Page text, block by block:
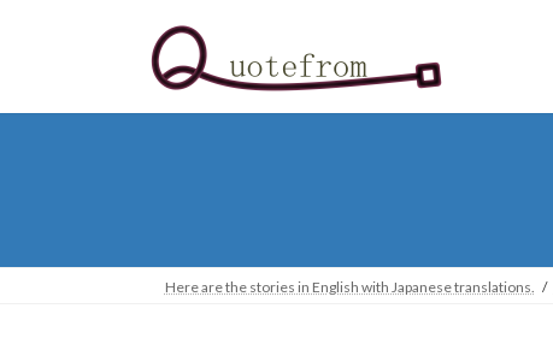
プ
動
Here are the stories in English with Japanese translations.